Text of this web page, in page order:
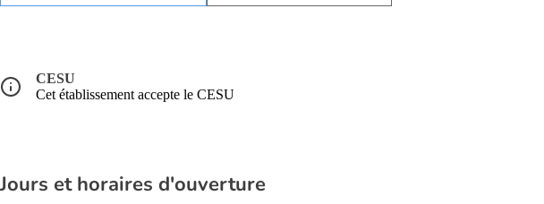
CESU
Cet établissement accepte le CESU
Jours et horaires d'ouverture